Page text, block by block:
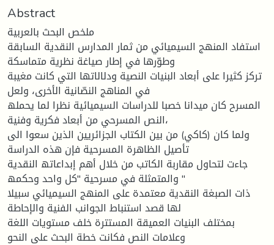
Abstract
ملخص البحث بالعربیة
استفاد المنھج السیمیائي من ثمار المدارس النقدیة السابقة
وطوّرھا في إطار صیاغة نظریة متماسكة
تركز كثیرا على أبعاد البنیات النصیة ودلالاتھا التي كانت مغیبة
في المناھج النصّانیة الأخرى، ولعل
المسرح كان میدانا خصبا للدراسات السیمیائیة نظرا لما یحملھ
النص المسرحي من أبعاد فكریة وفنیة،
ولما كان (كاكي) من بین الكتاب الجزائریین الذین سعوا الى
تأصیل الظاھرة المسرحیة فإن ھذه الدراسة
جاءت لتحاول مقاربة الكاتب من خلال أھم إبداعاتھ النقدیة
والمتمثلة في مسرحیة "كل واحد وحكمھ "
ذات الصبغة النقدیة معتمدة على المنھج السیمیائي سبیلا
لھا قصد استنباط الجوانب الفنیة والإحاطة
بمختلف البنیات العمیقة المستترة خلف مستویات اللغة
وعلامات النص فكانت خطة البحث على النحو